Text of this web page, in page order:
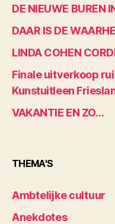
DE NIEUWE BUREN
DAAR IS DE
LINDA COHEN
Finale uitverkoop
Kunstuitleen
VAKANTIE EN ZO…
THEMA'S
Ambtelijke cultuur
Anekdotes